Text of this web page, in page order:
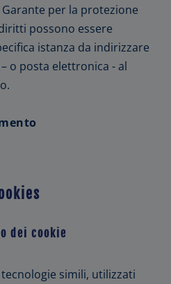
per la protezione
possono essere
istanza da indirizzare
o posta elettronica - al
dei cookie
simili, utilizzati